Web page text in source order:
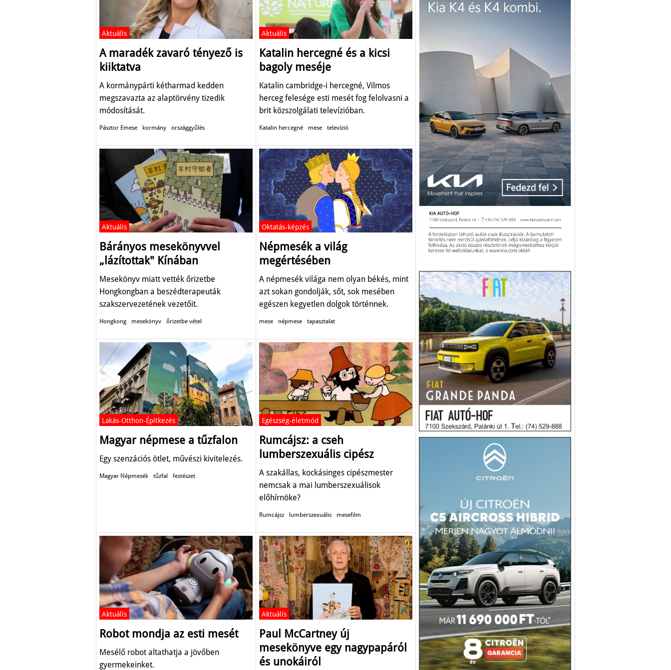
Aktuális
A maradék zavaró tényező is
kiiktatva
A kormánypárti kétharmad kedden
megszavazta az alaptörvény tizedik
módosítását.
Pásztor Emese kormány országgyűlés
Aktuális
Katalin hercegné és a kicsi
bagoly meséje
Katalin cambridge-i hercegné, Vilmos
herceg felesége esti mesét fog felolvasni a
brit közszolgálati televízióban.
Katalin hercegné mese televízió
Aktuális
Bárányos mesekönyvvel
„lázítottak" Kínában
Mesekönyv miatt vették őrizetbe
Hongkongban a beszédterapeuták
szakszervezetének vezetőit.
Hongkong mesekönyv őrizetbe vétel
Oktatás-képzés
Népmesék a világ
megértésében
A népmesék világa nem olyan békés, mint
azt sokan gondolják, sőt, sok mesében
egészen kegyetlen dolgok történnek.
mese népmese tapasztalat
Lakás-Otthon-Építkezés
Magyar népmese a tűzfalon
Egy szenzációs ötlet, művészi kivitelezés.
Magyar Népmesék tűzfal festészet
Egészség-életmód
Rumcájsz: a cseh
lumberszexuális cipész
A szakállas, kockásinges cipészmester
nemcsak a mai lumberszexuálisok
előhírnöke?
Rumcájsz lumberszexuális mesefilm
Aktuális
Robot mondja az esti mesét
Mesélő robot altathatja a jövőben
gyermekeinket.
Aktuális
Paul McCartney új
mesekönyve egy nagypapáról
és unokáiról